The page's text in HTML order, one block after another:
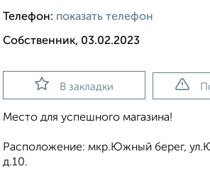
Телефон: показать телефон
Собственник, 03.02.2023
В закладки
Место для успешного магазина!
Расположение: мкр.Южный берег,
д.10.